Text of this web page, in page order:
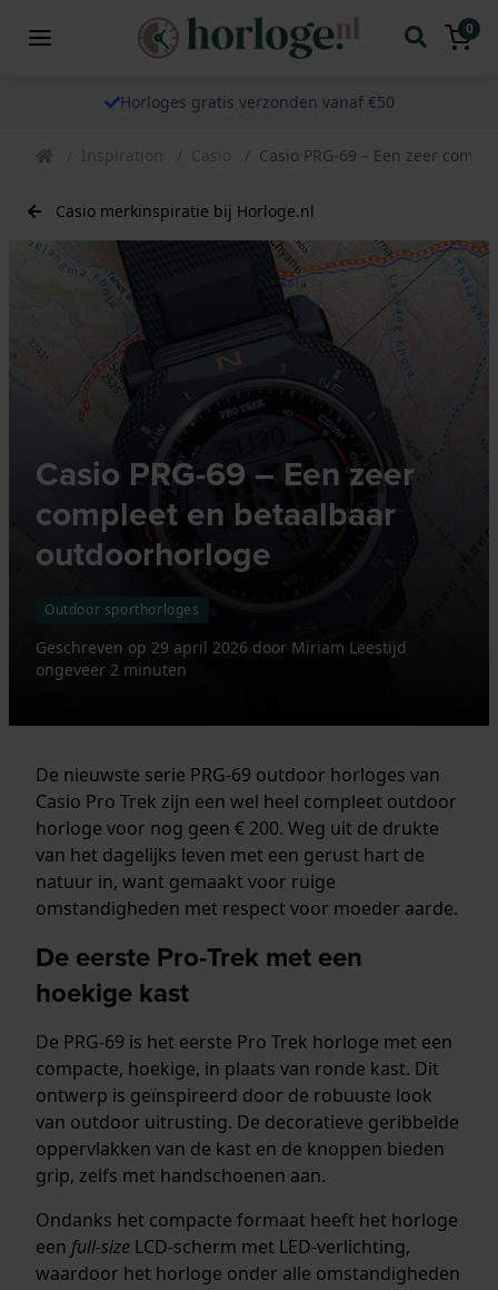
0
Horloges gratis verzonden vanaf €50
Inspiration Casio Casio PRG-69 – Een zeer
Casio merkinspiratie bij Horloge.nl
Casio PRG-69 – Een zeer
compleet en betaalbaar
outdoorhorloge
Outdoor sporthorloges
Geschreven op 29 april 2026 door Miriam Leestijd
ongeveer 2 minuten
De nieuwste serie PRG-69 outdoor horloges van
Casio Pro Trek zijn een wel heel compleet outdoor
horloge voor nog geen € 200. Weg uit de drukte
van het dagelijks leven met een gerust hart de
natuur in, want gemaakt voor ruige
omstandigheden met respect voor moeder aarde.
De eerste Pro-Trek met een
hoekige kast
De PRG-69 is het eerste Pro Trek horloge met een
compacte, hoekige, in plaats van ronde kast. Dit
ontwerp is geïnspireerd door de robuuste look
van outdoor uitrusting. De decoratieve geribbelde
oppervlakken van de kast en de knoppen bieden
grip, zelfs met handschoenen aan.
Ondanks het compacte formaat heeft het horloge
een full-size LCD-scherm met LED-verlichting,
waardoor het horloge onder alle omstandigheden